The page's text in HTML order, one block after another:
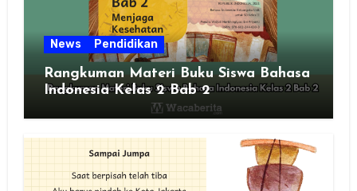
News Pendidikan
Rangkuman Materi Buku Siswa Bahasa
Indonesia Kelas 2 Bab 2